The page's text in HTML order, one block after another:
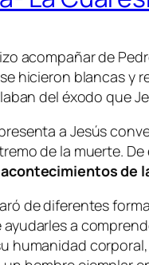
acompañar de
hicieron blancas y
del éxodo que
a Jesús
de la muerte. De
de
de diferentes
a
humanidad